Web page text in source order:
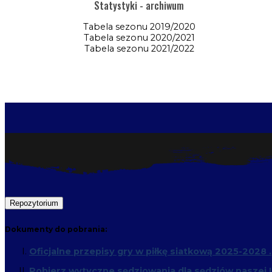
Statystyki - archiwum
Tabela sezonu 2019/2020
Tabela sezonu 2020/2021
Tabela sezonu 2021/2022
Repozytorium
Dokumenty do pobrania:
Oficjalne przepisy gry w piłkę siatkową 2025-2028 .